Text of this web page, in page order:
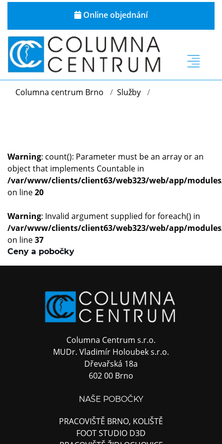
Online objednání
Columna centrum Brno Služby
Warning: count(): Parameter must be an array or an
object that implements Countable in
/var/www/clients/client63/web323/web/app/
on line20
Warning: Invalid argument supplied for foreach() in
/var/www/clients/client63/web323/web/app/
on line37
Ceny a pobočky
Columna Centrum s.r.o.
MUDr. Vladimír Holoubek s.r.o.
Dřevařská 18a
602 00 Brno
NAŠE POBOČKY
PRACOVIŠTĚ BRNO, KOLIŠTĚ
FOOT STUDIO D3D